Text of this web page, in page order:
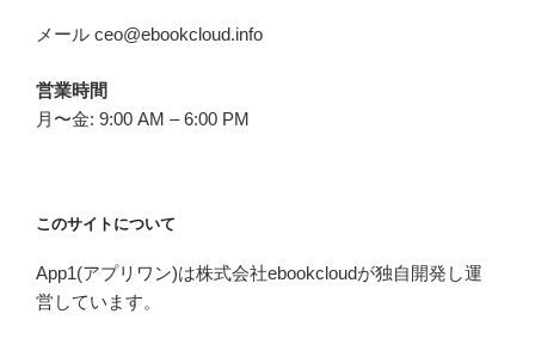
メール ceo@ebookcloud.info
営業時間
月〜金: 9:00 AM – 6:00 PM
このサイトについて
App1(アプリワン)は株式会社ebookcloudが独自開発し運
営しています。